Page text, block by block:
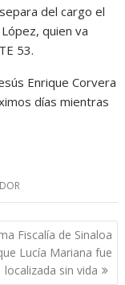
del cargo el
quien va
53.
Enrique Corvera
días mientras
Fiscalía de Sinaloa
Lucía Mariana fue
localizada sin vida